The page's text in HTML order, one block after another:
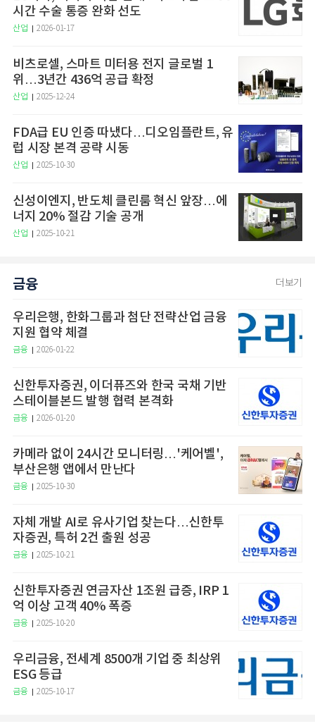
시간 수술 통증 완화 선도
산업 2026-01-17
비츠로셀, 스마트 미터용 전지 글로벌 1
위…3년간 436억 공급 확정
산업 2025-12-24
FDA급 EU 인증 따냈다…디오임플란트, 유
럽 시장 본격 공략 시동
산업 2025-10-30
신성이엔지, 반도체 클린룸 혁신 앞장…에
너지 20% 절감 기술 공개
산업 2025-10-21
금융 더보기
우리은행, 한화그룹과 첨단 전략산업 금융
지원 협약 체결
금융 2026-01-22
신한투자증권, 이더퓨즈와 한국 국채 기반
스테이블본드 발행 협력 본격화
금융 2026-01-20
카메라 없이 24시간 모니터링…'케어벨',
부산은행 앱에서 만난다
금융 2025-10-30
자체 개발 AI로 유사기업 찾는다…신한투
자증권, 특허 2건 출원 성공
금융 2025-10-21
신한투자증권 연금자산 1조원 급증, IRP 1
억 이상 고객 40% 폭증
금융 2025-10-20
우리금융, 전세계 8500개 기업 중 최상위
ESG 등급
금융 2025-10-17